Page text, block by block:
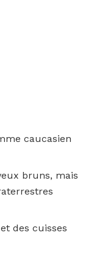
caucasien
bruns, mais
des cuisses